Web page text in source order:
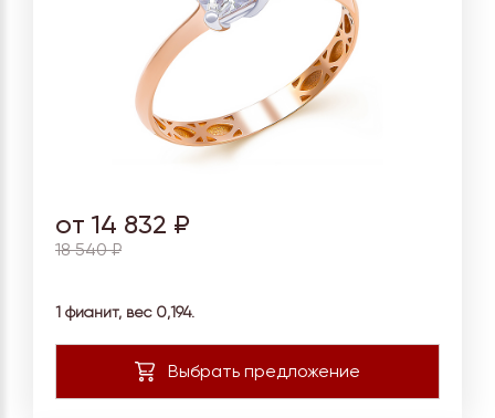
от 14 832 ₽
18 540 ₽
1 фианит, вес 0,194.